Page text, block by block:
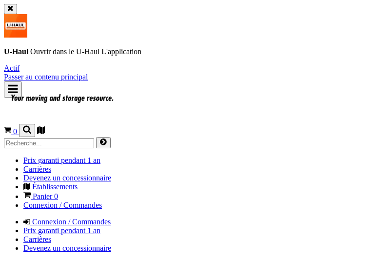
U-Haul Ouvrir dans le U-Haul L'application
Actif
Passer au contenu principal
0
Prix garanti pendant 1 an
Carrières
Devenez un concessionnaire
Établissements
Panier0
Connexion / Commandes
Connexion / Commandes
Prix garanti pendant 1 an
Carrières
Devenez un concessionnaire